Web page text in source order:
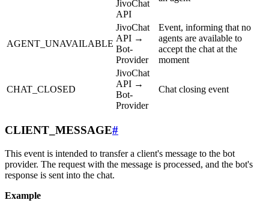
JivoChat
API
AGENT_UNAVAILABLE
JivoChat
API →
Bot-
Provider
Event, informing that no
agents are available to
accept the chat at the
moment
CHAT_CLOSED
JivoChat
API →
Bot-
Provider
Chat closing event
CLIENT_MESSAGE#
This event is intended to transfer a client's message to the bot
provider. The request with the message is processed, and the bot's
response is sent into the chat.
Example